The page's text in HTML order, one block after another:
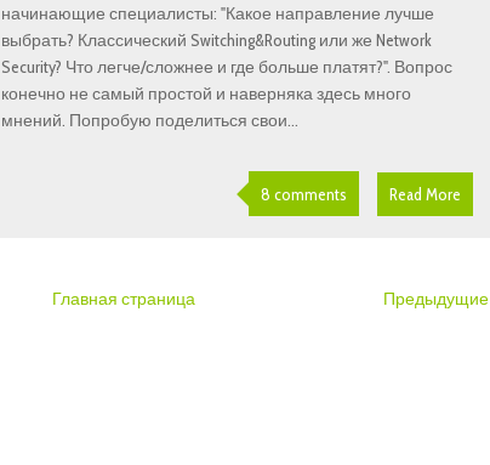
начинающие специалисты: "Какое направление лучше
выбрать? Классический Switching&Routing или же Network
Security? Что легче/сложнее и где больше платят?". Вопрос
конечно не самый простой и наверняка здесь много
мнений. Попробую поделиться свои...
8 comments Read More
Предыдущие
Главная страница